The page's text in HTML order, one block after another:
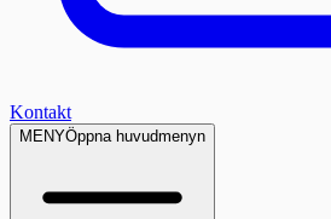
Kontakt
MENYÖppna huvudmenyn